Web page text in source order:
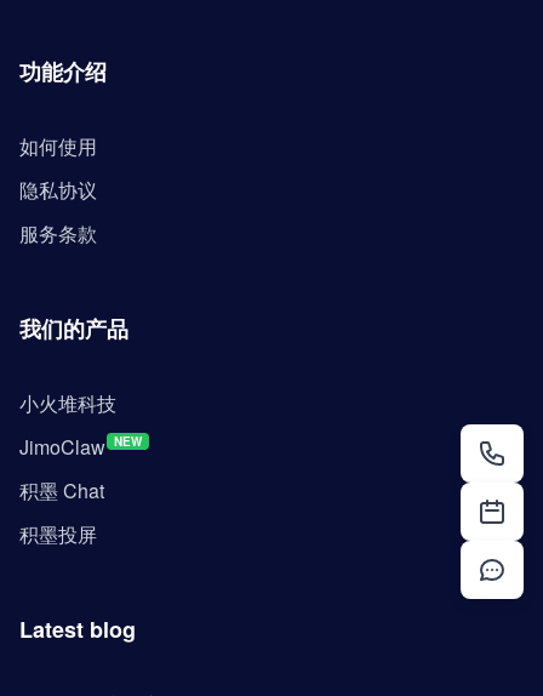
功能介绍
如何使用
隐私协议
服务条款
我们的产品
小火堆科技
JimoClaw NEW
积墨 Chat
积墨投屏
Latest blog